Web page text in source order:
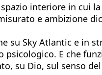
interiore in cui
e ambizione
su Sky Atlantic e in
E che
su Dio, sul senso